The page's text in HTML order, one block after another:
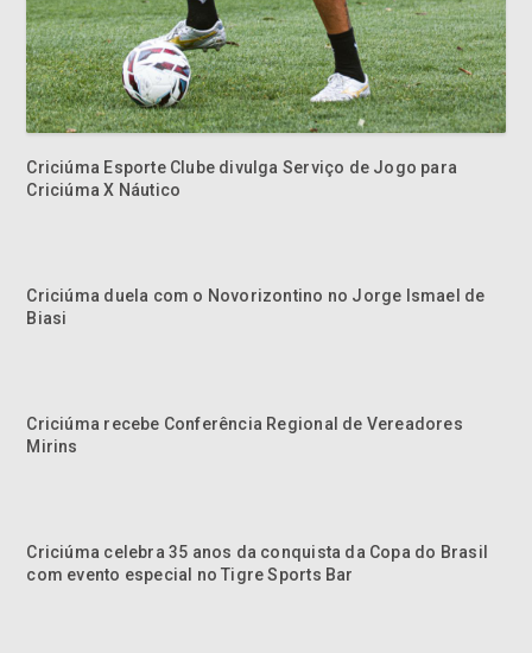
Criciúma Esporte Clube divulga Serviço de Jogo para
Criciúma X Náutico
Criciúma duela com o Novorizontino no Jorge Ismael de
Biasi
Criciúma recebe Conferência Regional de Vereadores
Mirins
Criciúma celebra 35 anos da conquista da Copa do Brasil
com evento especial no Tigre Sports Bar